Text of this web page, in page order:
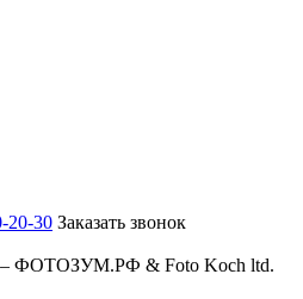
20-30 Заказать звонок
– ФОТОЗУМ.РФ & Foto Koch ltd.